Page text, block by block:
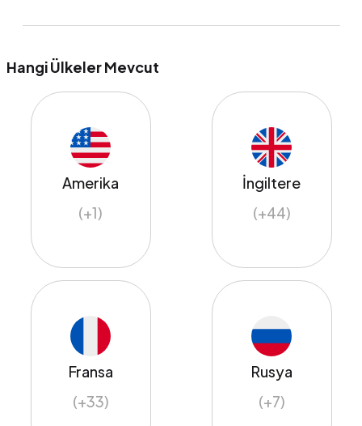
Hangi Ülkeler Mevcut
Amerika
(+1)
İngiltere
(+44)
Fransa
(+33)
Rusya
(+7)